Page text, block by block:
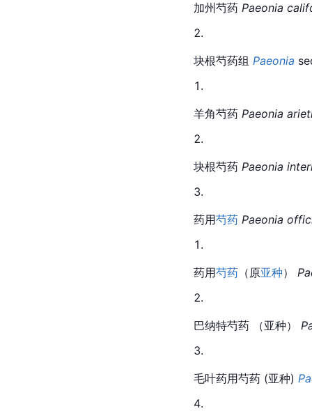
加州芍药 Paeonia
块根芍药组 Paeonia
羊角芍药 Paeonia
块根芍药 Paeonia
药用芍药 Paeonia
药用芍药 （原亚种）
巴纳特芍药 （亚种）
毛叶药用芍药 (亚种)